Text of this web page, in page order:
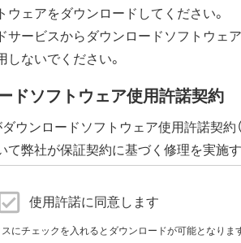
ェアをダウンロードしてください。
ービスからダウンロードソフトウェ
ないでください。
ドソフトウェア使用許諾契約
ダウンロードソフトウェア使用許諾契約
て弊社が保証契約に基づく修理を実施
といいます）の使用許諾契約に同意す
フトウェア（ユーティリティ・ファー
使用許諾に同意します
にチェックを入れるとダウンロードが可能となりま